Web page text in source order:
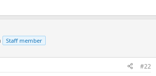
Staff member
#22